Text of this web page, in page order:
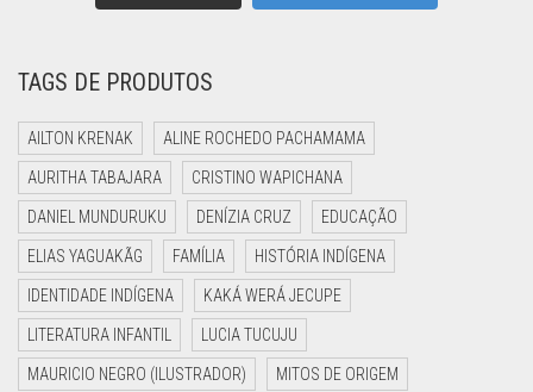
TAGS DE PRODUTOS
AILTON KRENAK ALINE ROCHEDO PACHAMAMA
AURITHA TABAJARA CRISTINO WAPICHANA
DANIEL MUNDURUKU DENÍZIA CRUZ EDUCAÇÃO
ELIAS YAGUAKÃG FAMÍLIA HISTÓRIA INDÍGENA
IDENTIDADE INDÍGENA KAKÁ WERÁ JECUPE
LITERATURA INFANTIL LUCIA TUCUJU
MAURICIO NEGRO (ILUSTRADOR) MITOS DE ORIGEM